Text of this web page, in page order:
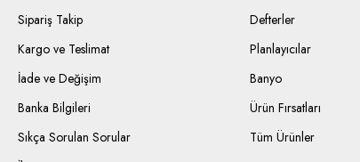
Sipariş Takip
Kargo ve Teslimat
İade ve Değişim
Banka Bilgileri
Sıkça Sorulan Sorular
Defterler
Planlayıcılar
Banyo
Ürün Fırsatları
Tüm Ürünler